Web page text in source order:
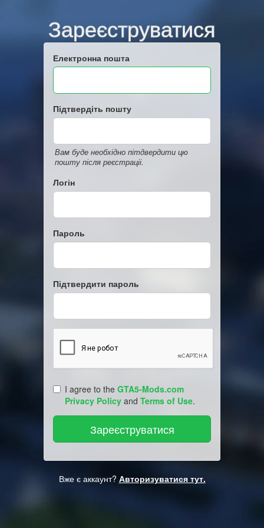
Зареєструватися
Електронна пошта
Підтвердіть пошту
Вам буде необхідно пітдвердити цю
пошту після реєстраціі.
Логін
Пароль
Підтвердити пароль
I agree to the GTA5-Mods.com
Privacy Policy and Terms of Use.
Вже є аккаунт? Авторизуватися тут.